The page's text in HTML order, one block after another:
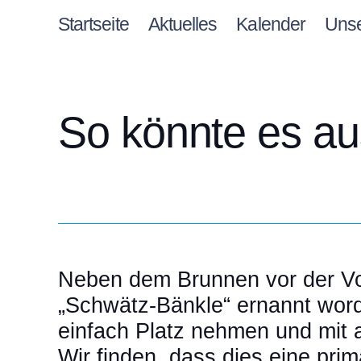
Startseite Aktuelles Kalender
So könnte es
Neben dem Brunnen vor der
„Schwätz-Bänkle“ ernannt
einfach Platz nehmen und mit